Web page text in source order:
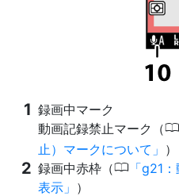
録画中マーク
動画記録禁止マーク（0
止）マークについて
）
録画中赤枠（0
g21：
表示
）